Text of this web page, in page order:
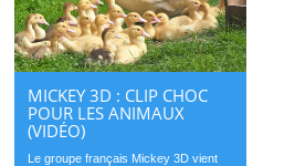
MICKEY 3D : CLIP CHOC
POUR LES ANIMAUX
(VIDÉO)
Le groupe français Mickey 3D vient